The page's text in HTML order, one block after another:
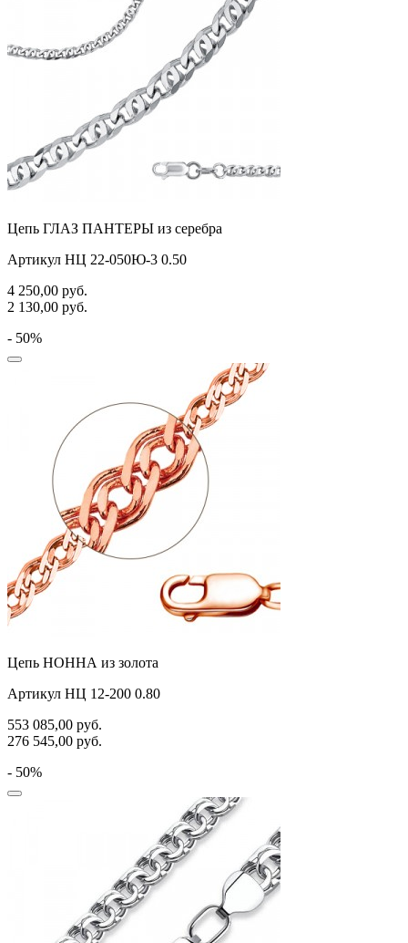
Цепь ГЛАЗ ПАНТЕРЫ из серебра
Артикул НЦ 22-050Ю-3 0.50
4 250,00 руб.
2 130,00 руб.
- 50%
Цепь НОННА из золота
Артикул НЦ 12-200 0.80
553 085,00 руб.
276 545,00 руб.
- 50%